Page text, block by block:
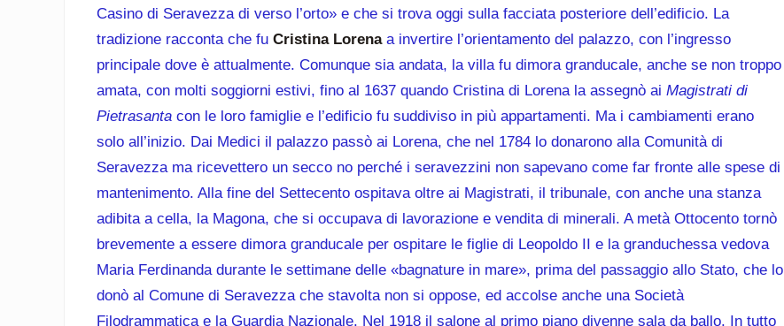
Casino di Seravezza di verso l’orto» e che si trova oggi sulla facciata posteriore dell’edificio. La
tradizione racconta che fuCristina Lorenaa invertire l’orientamento del palazzo, con l’ingresso
principale dove è attualmente. Comunque sia andata, la villa fu dimora granducale, anche se non troppo
amata, con molti soggiorni estivi, fino al 1637 quando Cristina di Lorena la assegnò aiMagistrati di
Pietrasanta con le loro famiglie e l’edificio fu suddiviso in più appartamenti. Ma i cambiamenti erano
solo all’inizio. Dai Medici il palazzo passò ai Lorena, che nel 1784 lo donarono alla Comunità di
Seravezza ma ricevettero un secco no perché i seravezzini non sapevano come far fronte alle spese di
mantenimento. Alla fine del Settecento ospitava oltre ai Magistrati, il tribunale, con anche una stanza
adibita a cella, la Magona, che si occupava di lavorazione e vendita di minerali. A metà Ottocento tornò
brevemente a essere dimora granducale per ospitare le figlie di Leopoldo II e la granduchessa vedova
Maria Ferdinanda durante le settimane delle «bagnature in mare», prima del passaggio allo Stato, che lo
donò al Comune di Seravezza che stavolta non si oppose, ed accolse anche una Società
Filodrammatica e la Guardia Nazionale. Nel 1918 il salone al primo piano divenne sala da ballo. In tutto